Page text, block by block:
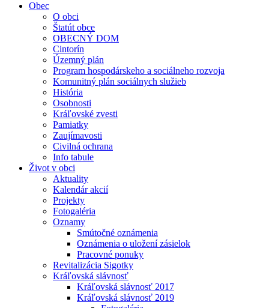
Obec
O obci
Štatút obce
OBECNÝ DOM
Cintorín
Územný plán
Program hospodárskeho a sociálneho rozvoja
Komunitný plán sociálnych služieb
História
Osobnosti
Kráľovské zvesti
Pamiatky
Zaujímavosti
Civilná ochrana
Info tabule
Život v obci
Aktuality
Kalendár akcií
Projekty
Fotogaléria
Oznamy
Smútočné oznámenia
Oznámenia o uložení zásielok
Pracovné ponuky
Revitalizácia Sigotky
Kráľovská slávnosť
Kráľovská slávnosť 2017
Kráľovská slávnosť 2019